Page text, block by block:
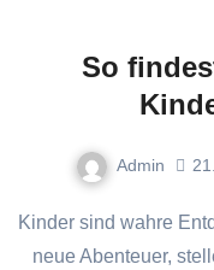
So
Admin
Kinder sind wahre Entdecker: Jeden Tag stürzen sie sich in
neue Abenteuer,